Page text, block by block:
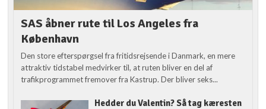
SAS åbner rute til Los Angeles fra
København
Den store efterspørgsel fra fritidsrejsende i Danmark, en mere
attraktiv tidstabel medvirker til, at ruten bliver en del af
trafikprogrammet fremover fra Kastrup. Der bliver seks...
Hedder du Valentin? Så tag kæresten